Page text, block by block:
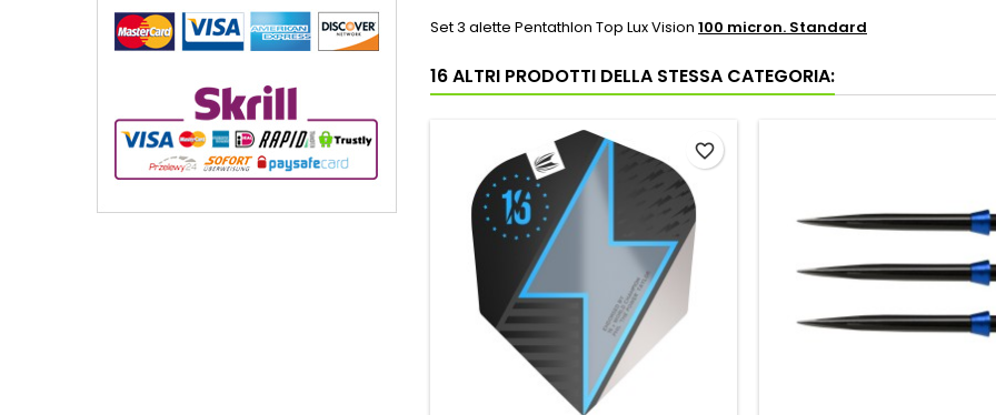
Set 3 alette Pentathlon Top Lux Vision 100 micron. Standard
16 ALTRI PRODOTTI DELLA STESSA CATEGORIA:
favorite_border